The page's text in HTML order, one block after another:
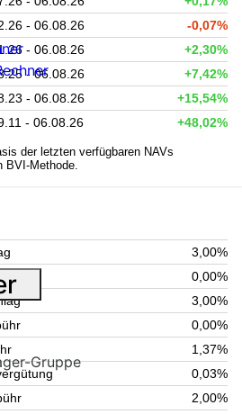
- 06.08.26
-0,07%
- 06.08.26
+2,30%
- 06.08.26
+7,42%
- 06.08.26
+15,54%
- 06.08.26 +48,02%
der letzten verfügbaren NAVs
BVI-Methode.
3,00%
0,00%
3,00%
0,00%
1,37%
0,03%
2,00%
Gruppe